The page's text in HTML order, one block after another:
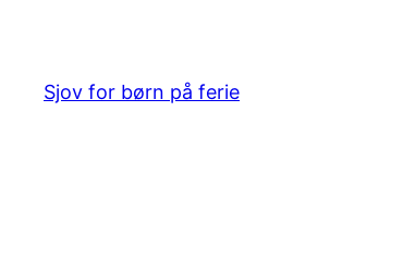
indhold
Sjov for børn på ferie